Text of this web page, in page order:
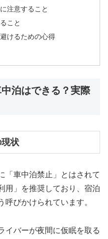
注意すること
こと
けるための心得
泊はできる？実際
状
「車中泊禁止」とはされて
用」を推奨しており、宿泊
呼びかけられています。
イバーが夜間に仮眠を取る